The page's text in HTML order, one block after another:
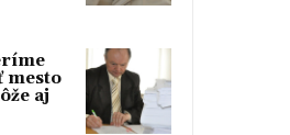
mesto
aj